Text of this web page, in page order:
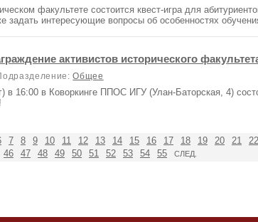
факультете состоится квест-игра для
задать интересующие вопросы об особенностях
активистов исторического
Общее
в 16:00 в Коворкинге ППОС ИГУ (Улан-Баторская, 4)
7 8 9 10 11 12 13 14 15 16 17 18 19 20 21 22
46 47 48 49 50 51 52 53 54 55 СЛЕД.